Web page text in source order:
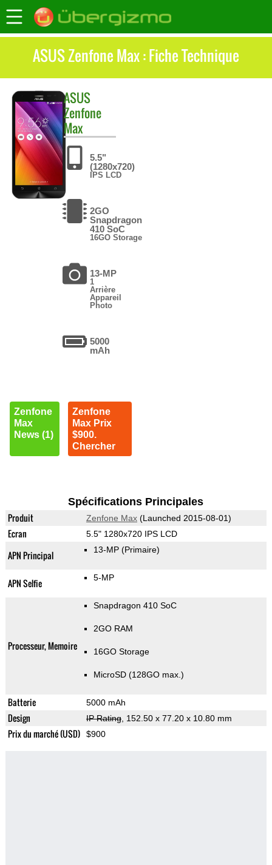
ASUS Zenfone Max : Fiche Technique
ASUS
Zenfone
Max
5.5"
(1280x720)
IPS LCD
2GO
Snapdragon
410 SoC
16GO Storage
13-MP
1
Arrière
Appareil
Photo
5000
mAh
Zenfone
Max
News (1)
Zenfone
Max Prix
$900.
Chercher
Spécifications Principales
Produit Zenfone Max(Launched 2015-08-01)
Ecran 5.5" 1280x720 IPS LCD
APN Principal 13-MP (Primaire)
APN Selfie 5-MP
Processeur, Memoire
Snapdragon 410 SoC
2GO RAM
16GO Storage
MicroSD (128GO max.)
Batterie 5000 mAh
Design IP Rating, 152.50 x 77.20 x 10.80 mm
Prix du marché (USD) $900